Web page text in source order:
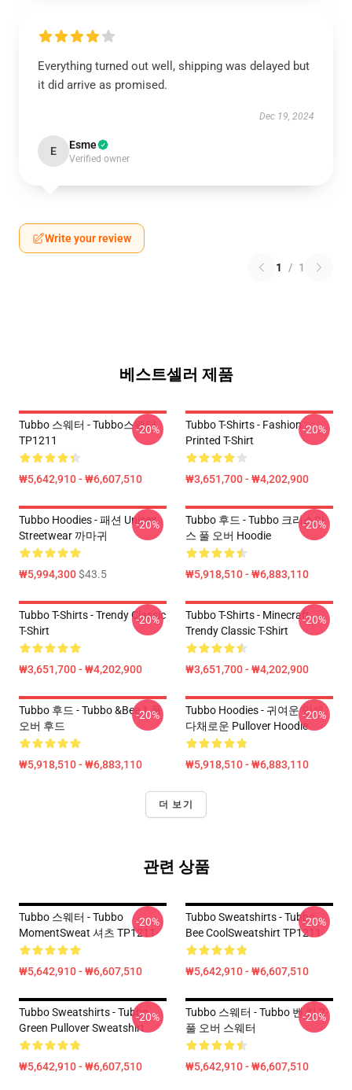
Everything turned out well, shipping was delayed but
it did arrive as promised.
Dec 19, 2024
E Esme
Verified owner
Write your review
1 / 1
베스트셀러 제품
Tubbo 스웨터 - Tubbo스웨터
TP1211
₩5,642,910 - ₩6,607,510
-20%
Tubbo T-Shirts - Fashion
Printed T-Shirt
₩3,651,700 - ₩4,202,900
-20%
Tubbo Hoodies - 패션 Unisex
Streetwear 까마귀
₩5,994,300$43.5
-20%
Tubbo 후드 - Tubbo 크리스마
스 풀 오버 Hoodie
₩5,918,510 - ₩6,883,110
-20%
Tubbo T-Shirts - Trendy Classic
T-Shirt
₩3,651,700 - ₩4,202,900
-20%
Tubbo T-Shirts - Minecraft
Trendy Classic T-Shirt
₩3,651,700 - ₩4,202,900
-20%
Tubbo 후드 - Tubbo &Bee 1 풀
오버 후드
₩5,918,510 - ₩6,883,110
-20%
Tubbo Hoodies - 귀여운 인쇄
다채로운 Pullover Hoodie
₩5,918,510 - ₩6,883,110
-20%
더 보기
관련 상품
Tubbo 스웨터 - Tubbo
MomentSweat 셔츠 TP1211
₩5,642,910 - ₩6,607,510
-20%
Tubbo Sweatshirts - Tubbo
Bee CoolSweatshirt TP1211
₩5,642,910 - ₩6,607,510
-20%
Tubbo Sweatshirts - Tubbo
Green Pullover Sweatshirt
₩5,642,910 - ₩6,607,510
-20%
Tubbo 스웨터 - Tubbo 벤 킹 2
풀 오버 스웨터
₩5,642,910 - ₩6,607,510
-20%